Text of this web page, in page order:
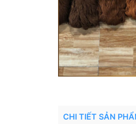
CHI TIẾT SẢN